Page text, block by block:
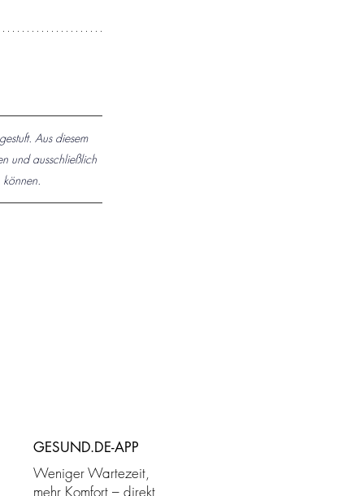
Aus diesem
und ausschließlich
GESUND.DE-APP
Weniger Wartezeit,
mehr Komfort – direkt